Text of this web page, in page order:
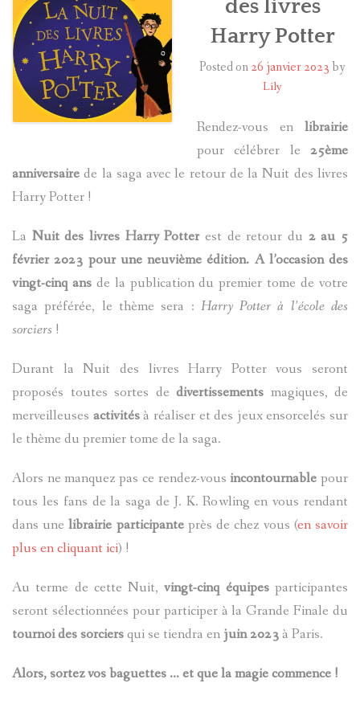
HARRY POTTER
LES ACTEURS
J.K. ROWLING
A PROPOS
des livres
Harry Potter
Posted on26 janvier 2023by
Lily
Rendez-vous en librairie
pour célébrer le 25ème
anniversaire de la saga avec le retour de la Nuit des livres
Harry Potter !
La Nuit des livres Harry Potterest de retour du 2 au 5
février 2023 pour une neuvième édition. A l’occasion des
vingt-cinq ans de la publication du premier tome de votre
saga préférée, le thème sera : Harry Potter à l’école des
sorciers !
Durant la Nuit des livres Harry Potter vous seront
proposés toutes sortes de divertissements magiques, de
merveilleuses activitésà réaliser et des jeux ensorcelés sur
le thème du premier tome de la saga.
Alors ne manquez pas ce rendez-vous incontournable pour
tous les fans de la saga de J. K. Rowling en vous rendant
dans unelibrairie participanteprès de chez vous (en savoir
plus en cliquant ici) !
Au terme de cette Nuit,vingt-cinq équipesparticipantes
seront sélectionnées pour participer à la Grande Finale du
tournoi des sorciersqui se tiendra en juin 2023à Paris.
Alors, sortez vos baguettes … et que la magie commence !